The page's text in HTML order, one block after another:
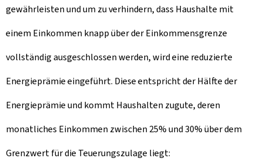
gewährleisten und um zu verhindern, dass Haushalte mit
einem Einkommen knapp über der Einkommensgrenze
vollständig ausgeschlossen werden, wird eine reduzierte
Energieprämie eingeführt. Diese entspricht der Hälfte der
Energieprämie und kommt Haushalten zugute, deren
monatliches Einkommen zwischen 25% und 30% über dem
Grenzwert für die Teuerungszulage liegt: